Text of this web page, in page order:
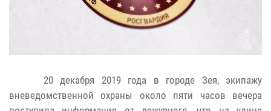
20 декабря 2019 года в городе Зея, экипажу
вневедомственной охраны около пяти часов вечера